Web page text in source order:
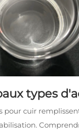
types
pour cuir